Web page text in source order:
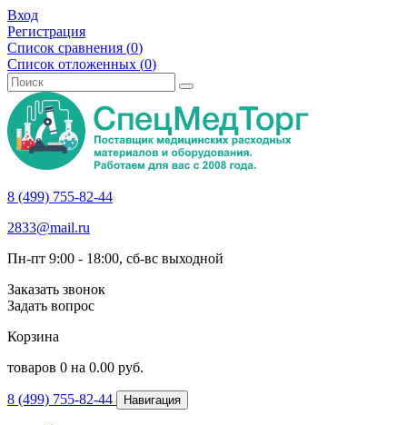
Вход
Регистрация
Список сравнения (0)
Список отложенных (0)
8 (499) 755-82-44
2833@mail.ru
Пн-пт 9:00 - 18:00, сб-вс выходной
Заказать звонок
Задать вопрос
Корзина
товаров 0 на 0.00 руб.
8 (499) 755-82-44 Навигация